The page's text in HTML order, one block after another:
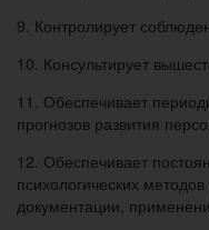
9. Контролирует
10. Консультирует
11. Обеспечивает
прогнозов развития
12. Обеспечивает
психологических
документации,